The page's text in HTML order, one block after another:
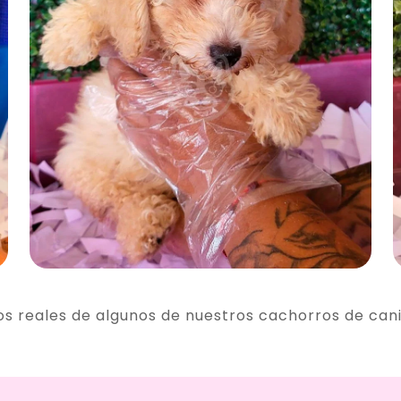
reales de algunos de nuestros cachorros de